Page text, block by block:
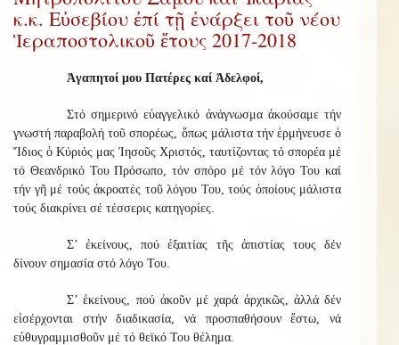
κ.κ. Εὐσεβίου ἐπί τῇ ἐνάρξει τοῦ νέου
Ἱεραποστολικοῦ ἔτους 2017-2018
Ἀγαπητοί μου Πατέρες καί Ἀδελφοί,
Στό σημερινό εὐαγγελικό ἀνάγνωσμα ἀκούσαμε τήν
γνωστή παραβολή τοῦ σπορέως, ὅπως μάλιστα τήν ἑρμήνευσε ὁ
Ἴδιος ὁ Κύριός μας Ἰησοῦς Χριστός, ταυτίζοντας τό σπορέα μέ
τό Θεανδρικό Του Πρόσωπο, τόν σπόρο μέ τόν λόγο Του καί
τήν γῆ μέ τούς ἀκροατές τοῦ λόγου Του, τούς ὁποίους μάλιστα
τούς διακρίνει σέ τέσσερις κατηγορίες.
Σ’ ἐκείνους, πού ἐξαιτίας τῆς ἀπιστίας τους δέν
δίνουν σημασία στό λόγο Του.
Σ’ ἐκείνους, πού ἀκοῦν μέ χαρά ἀρχικῶς, ἀλλά δέν
εἰσέρχονται στήν διαδικασία, νά προσπαθήσουν ἔστω, νά
εὐθυγραμμισθοῦν μέ τό θεϊκό Του θέλημα.